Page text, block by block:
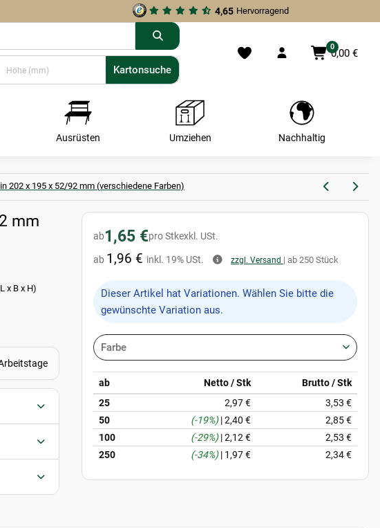
4,65 Hervorragend
0
0,00 €
Kartonsuche
Kartonsuche
Ausrüsten Umziehen Nachhaltig
202 x 195 x 52/92 mm (verschiedene Farben)
mm
x B x H)
ab1,65 €pro Stkexkl. USt.
ab 1,96 € inkl. 19% USt. zzgl. Versand | ab 250 Stück
x
Dieser Artikel hat Variationen. Wählen Sie bitte die
gewünschte Variation aus.
Farbe
ab Netto / Stk
Brutto / Stk
25
2,97 €
3,53 €
50
(-19%)|2,40 €
2,85 €
100
(-29%)|2,12 €
2,53 €
250
(-34%)| 1,97 € 2,34 €